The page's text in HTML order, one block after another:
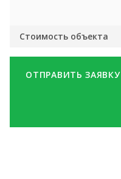
Стоимость объекта
ОТПРАВИТЬ ЗАЯВКУ